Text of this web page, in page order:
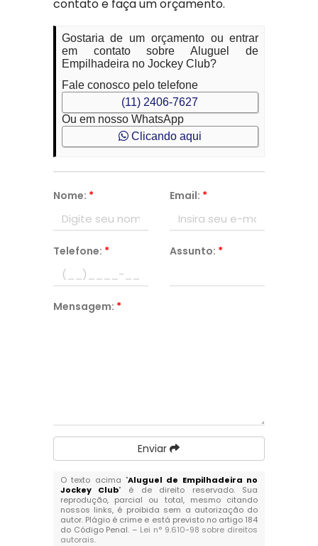
contato e faça um orçamento.
Gostaria de um orçamento ou entrar
em contato sobre Aluguel de
Empilhadeira no Jockey Club?
Fale conosco pelo telefone
(11) 2406-7627
Ou em nosso WhatsApp
Clicando aqui
Nome: * Email: *
Telefone: * Assunto: *
Mensagem: *
Enviar
O texto acima "Aluguel de Empilhadeira no
Jockey Club" é de direito reservado. Sua
reprodução, parcial ou total, mesmo citando
nossos links, é proibida sem a autorização do
autor. Plágio é crime e está previsto no artigo 184
do Código Penal. – Lei n° 9.610-98 sobre direitos
autorais.